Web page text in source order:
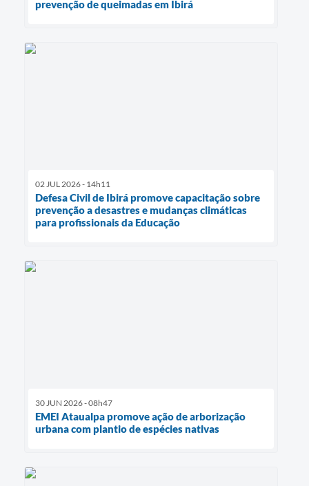
prevenção de queimadas em Ibirá
02 JUL 2026 - 14h11
Defesa Civil de Ibirá promove capacitação sobre
prevenção a desastres e mudanças climáticas
para profissionais da Educação
30 JUN 2026 - 08h47
EMEI Ataualpa promove ação de arborização
urbana com plantio de espécies nativas